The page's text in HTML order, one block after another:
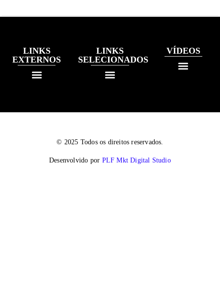
LINKS
EXTERNOS
LINKS
SELECIONADOS
VÍDEOS
© 2025 Todos os direitos reservados.
Desenvolvido por PLF Mkt Digital Studio